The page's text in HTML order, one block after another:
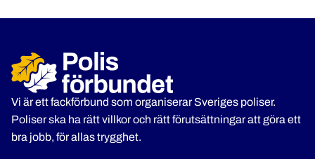
Vi är ett fackförbund som organiserar Sveriges poliser.
Poliser ska ha rätt villkor och rätt förutsättningar att göra ett
bra jobb, för allas trygghet.